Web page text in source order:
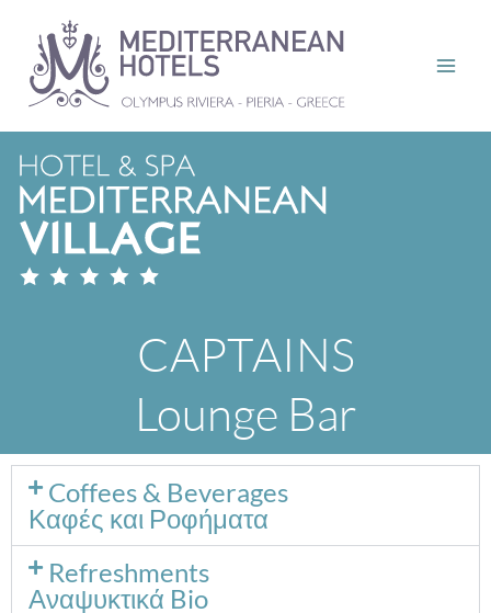
content
CAPTAINS
Lounge Bar
Coffees & Beverages
Καφές και Ροφήματα
Refreshments
Αναψυκτικά Bio